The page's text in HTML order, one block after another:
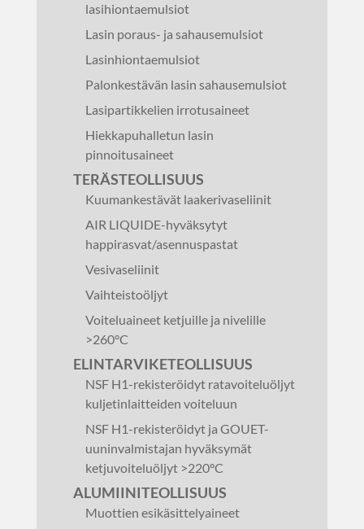
lasihiontaemulsiot
Lasin poraus- ja sahausemulsiot
Lasinhiontaemulsiot
Palonkestävän lasin sahausemulsiot
Lasipartikkelien irrotusaineet
Hiekkapuhalletun lasin
pinnoitusaineet
TERÄSTEOLLISUUS
Kuumankestävät laakerivaseliinit
AIR LIQUIDE-hyväksytyt
happirasvat/asennuspastat
Vesivaseliinit
Vaihteistoöljyt
Voiteluaineet ketjuille ja nivelille
>260°C
ELINTARVIKETEOLLISUUS
NSF H1-rekisteröidyt ratavoiteluöljyt
kuljetinlaitteiden voiteluun
NSF H1-rekisteröidyt ja GOUET-
uuninvalmistajan hyväksymät
ketjuvoiteluöljyt >220°C
ALUMIINITEOLLISUUS
Muottien esikäsittelyaineet